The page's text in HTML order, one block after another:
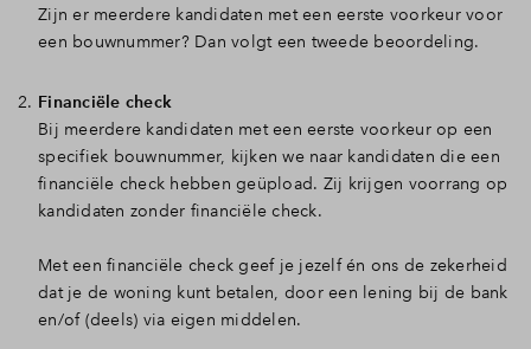
Zijn er meerdere kandidaten met een eerste voorkeur voor
een bouwnummer? Dan volgt een tweede beoordeling.
Financiële check
Bij meerdere kandidaten met een eerste voorkeur op een
specifiek bouwnummer, kijken we naar kandidaten die een
financiële check hebben geüpload. Zij krijgen voorrang op
kandidaten zonder financiële check.
Met een financiële check geef je jezelf én ons de zekerheid
dat je de woning kunt betalen, door een lening bij de bank
en/of (deels) via eigen middelen.